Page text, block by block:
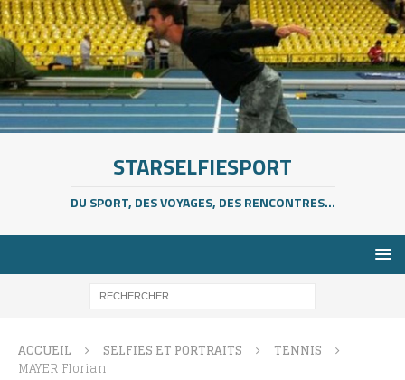
STARSELFIESPORT
DU SPORT, DES VOYAGES, DES RENCONTRES...
ACCUEIL SELFIES ET PORTRAITS
TENNIS
MAYER Florian